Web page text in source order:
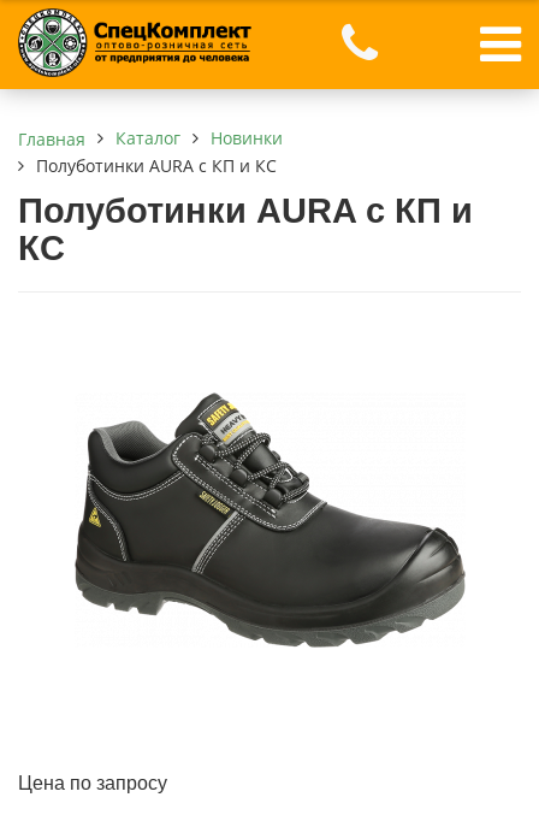
Главная Каталог
Новинки
Полуботинки AURA с КП и КС
Полуботинки AURA с КП и
КС
Цена по запросу